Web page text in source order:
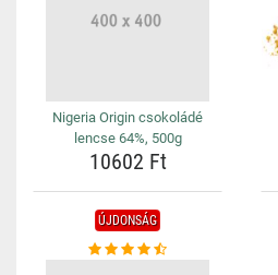
Nigeria Origin csokoládé
lencse 64%, 500g
10602 Ft
ÚJDONSÁG